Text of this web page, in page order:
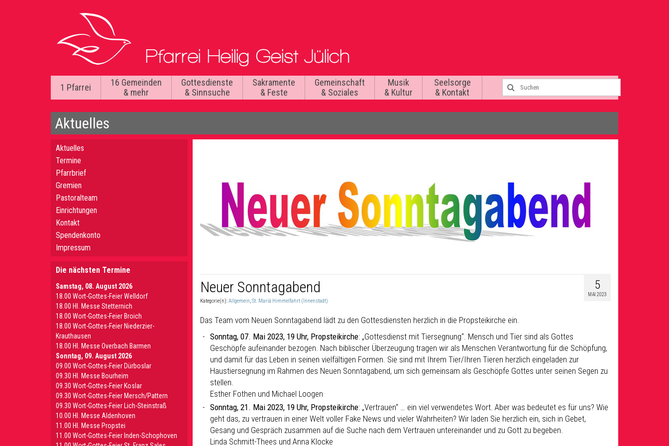
1 Pfarrei
16 Gemeinden
& mehr
Gottesdienste
& Sinnsuche
Sakramente
& Feste
Gemeinschaft
& Soziales
Musik
& Kultur
Seelsorge
& Kontakt
Aktuelles
5
MAI 2023
Neuer Sonntagabend
Kategorie(n):Allgemein,St. Mariä Himmelfahrt (Innenstadt)
Das Team vom Neuen Sonntagabend lädt zu den Gottesdiensten herzlich in die Propsteikirche ein.
Sonntag, 07. Mai 2023, 19 Uhr, Propsteikirche: „Gottesdienst mit Tiersegnung“. Mensch und Tier sind als Gottes
Geschöpfe aufeinander bezogen. Nach biblischer Überzeugung tragen wir als Menschen Verantwortung für die Schöpfung,
und damit für das Leben in seinen vielfältigen Formen. Sie sind mit Ihrem Tier/Ihren Tieren herzlich eingeladen zur
Haustiersegnung im Rahmen des Neuen Sonntagabend, um sich gemeinsam als Geschöpfe Gottes unter seinen Segen zu
stellen.
Esther Fothen und Michael Loogen
Sonntag, 21. Mai 2023, 19 Uhr, Propsteikirche: „Vertrauen“ … ein viel verwendetes Wort. Aber was bedeutet es für uns? Wie
geht das, zu vertrauen in einer Welt voller Fake News und vieler Wahrheiten? Wir laden Sie herzlich ein, sich in Gebet,
Gesang und Gespräch zusammen auf die Suche nach dem Vertrauen untereinander und zu Gott zu begeben.
Linda Schmitt-Thees und Anna Klocke
Aktuelles
Termine
Pfarrbrief
Gremien
Pastoralteam
Einrichtungen
Kontakt
Spendenkonto
Impressum
Die nächsten Termine
Samstag, 08. August 2026
18.00 Wort-Gottes-Feier Welldorf
18.00 Hl. Messe Stetternich
18.00 Wort-Gottes-Feier Broich
18.00 Wort-Gottes-Feier Niederzier-
Krauthausen
18.00 Hl. Messe Overbach Barmen
Sonntag, 09. August 2026
09.00 Wort-Gottes-Feier Dürboslar
09.30 HI. Messe Bourheim
09.30 Wort-Gottes-Feier Koslar
09.30 Wort-Gottes-Feier Mersch/Pattern
09.30 Wort-Gottes-Feier Lich-Steinstraß
10.00 Hl. Messe Aldenhoven
11.00 Hl. Messe Propstei
11.00 Wort-Gottes-Feier Inden-Schophoven